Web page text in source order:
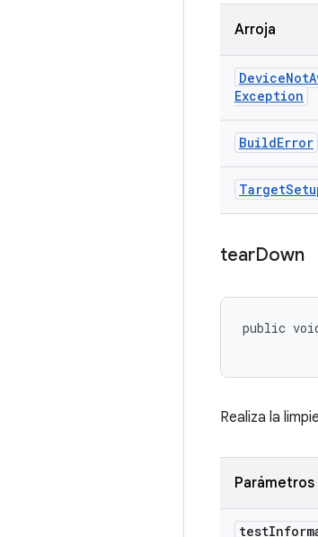
Arroja
DeviceNot
Exception
BuildError
Target
tearDown
public
Realiza la
Parámetros
test